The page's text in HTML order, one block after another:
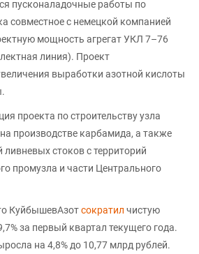
пусконаладочные работы по
совместное с немецкой компанией
мощность агрегат УКЛ 7–76
линия). Проект
выработки азотной кислоты
проекта по строительству узла
производстве карбамида, а также
стоков с территорий
промузла и части Центрального
КуйбышевАзотсократил чистую
за первый квартал текущего года.
на 4,8% до 10,77 млрд рублей.